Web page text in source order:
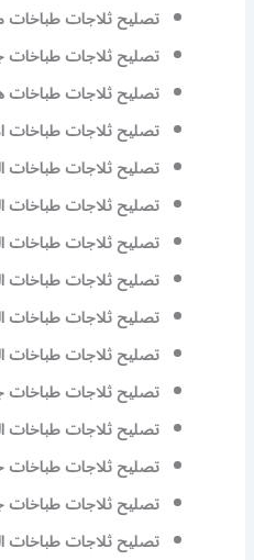
تصليح ثلاجات طباخات
تصليح ثلاجات طباخات
تصليح ثلاجات طباخات
تصليح ثلاجات طباخات
تصليح ثلاجات طباخات
تصليح ثلاجات طباخات
تصليح ثلاجات طباخات
تصليح ثلاجات طباخات
تصليح ثلاجات طباخات
تصليح ثلاجات طباخات
تصليح ثلاجات طباخات
تصليح ثلاجات طباخات
تصليح ثلاجات طباخات
تصليح ثلاجات طباخات
تصليح ثلاجات طباخات